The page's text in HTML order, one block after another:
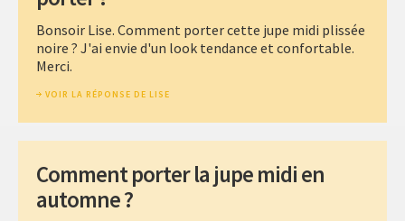
Bonsoir Lise. Comment porter cette jupe midi plissée
noire ? J'ai envie d'un look tendance et confortable.
Merci.
VOIR LA RÉPONSE DE LISE
Comment porter la jupe midi en
automne ?